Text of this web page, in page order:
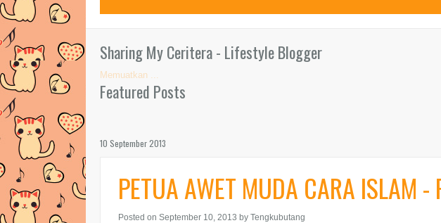
Sharing My Ceritera - Lifestyle Blogger
Memuatkan ...
Featured Posts
10 September 2013
PETUA AWET MUDA CARA ISLAM -
Posted on September 10, 2013 by Tengkubutang